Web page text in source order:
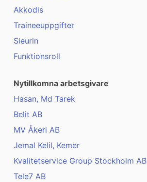
Akkodis
Traineeuppgifter
Sieurin
Funktionsroll
Nytillkomna arbetsgivare
Hasan, Md Tarek
Belit AB
MV Åkeri AB
Jemal Kelil, Kemer
Kvalitetservice Group Stockholm AB
Tele7 AB